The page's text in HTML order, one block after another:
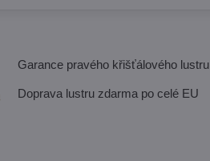
Garance pravého křišťálového lustru
Doprava lustru zdarma po celé EU